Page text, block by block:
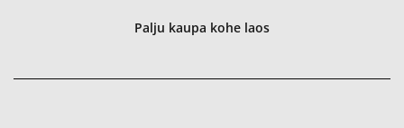
Palju kaupa kohe laos